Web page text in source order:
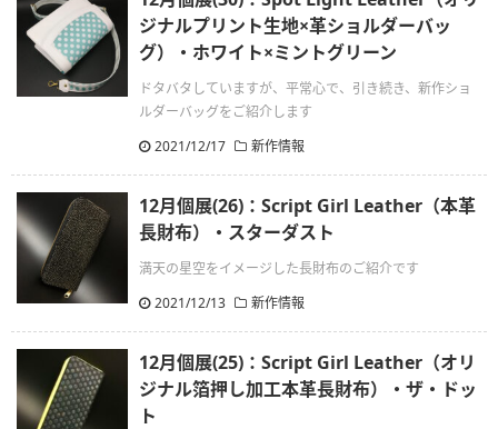
ジナルプリント生地×革ショルダーバッ
グ）・ホワイト×ミントグリーン
ドタバタしていますが、平常心で、引き続き、新作ショ
ルダーバッグをご紹介します
2021/12/17
新作情報
12月個展(26)：Script Girl Leather（本革
長財布）・スターダスト
満天の星空をイメージした長財布のご紹介です
2021/12/13
新作情報
12月個展(25)：Script Girl Leather（オリ
ジナル箔押し加工本革長財布）・ザ・ドッ
ト